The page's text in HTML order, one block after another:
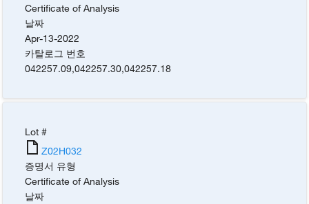
Certificate of Analysis
날짜
Apr-13-2022
카탈로그 번호
042257.09,042257.30,042257.18
Lot #
Z02H032
증명서 유형
Certificate of Analysis
날짜